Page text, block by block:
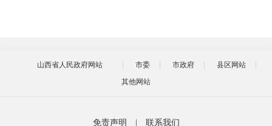
山西省人民政府网站 市委 市政府
县区网站
其他网站
免责声明 | 联系我们